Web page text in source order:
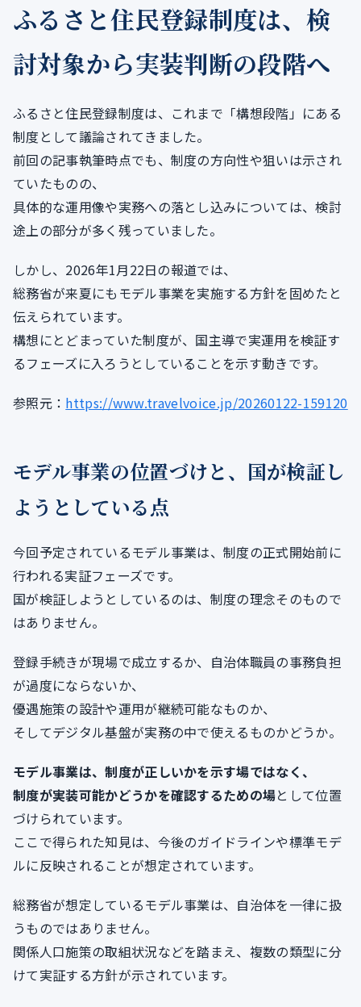
ふるさと住民登録制度は、検
討対象から実装判断の段階へ
ふるさと住民登録制度は、これまで「構想段階」にある
制度として議論されてきました。
前回の記事執筆時点でも、制度の方向性や狙いは示され
ていたものの、
具体的な運用像や実務への落とし込みについては、検討
途上の部分が多く残っていました。
しかし、2026年1月22日の報道では、
総務省が来夏にもモデル事業を実施する方針を固めたと
伝えられています。
構想にとどまっていた制度が、国主導で実運用を検証す
るフェーズに入ろうとしていることを示す動きです。
参照元： https://www.travelvoice.jp/20260122-159120
モデル事業の位置づけと、国が検証し
ようとしている点
今回予定されているモデル事業は、制度の正式開始前に
行われる実証フェーズです。
国が検証しようとしているのは、制度の理念そのもので
はありません。
登録手続きが現場で成立するか、自治体職員の事務負担
が過度にならないか、
優遇施策の設計や運用が継続可能なものか、
そしてデジタル基盤が実務の中で使えるものかどうか。
モデル事業は、制度が正しいかを示す場ではなく、
制度が実装可能かどうかを確認するための場として位置
づけられています。
ここで得られた知見は、今後のガイドラインや標準モデ
ルに反映されることが想定されています。
総務省が想定しているモデル事業は、自治体を一律に扱
うものではありません。
関係人口施策の取組状況などを踏まえ、複数の類型に分
けて実証する方針が示されています。